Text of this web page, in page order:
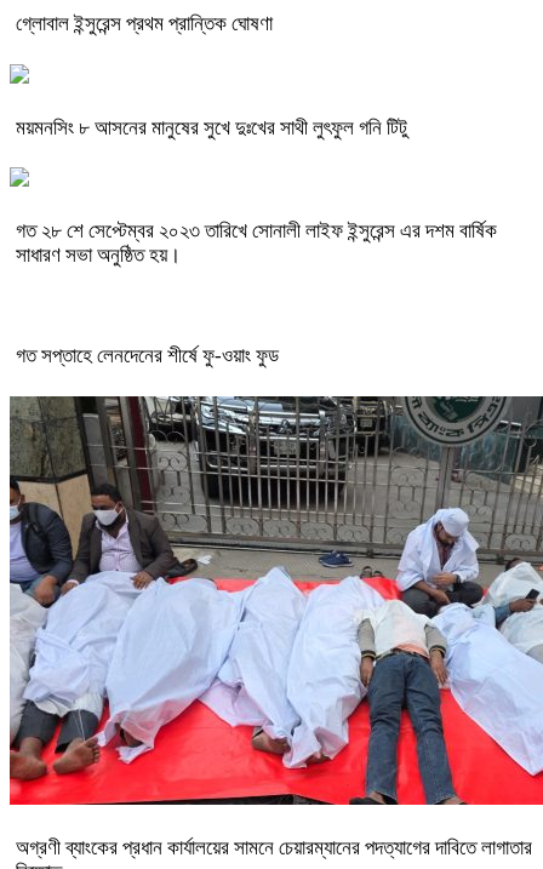
গ্লোবাল ইন্সুরেন্স প্রথম প্রান্তিক ঘোষণা
ময়মনসিং ৮ আসনের মানুষের সুখে দুঃখের সাথী লুৎফুল গনি টিটু
গত ২৮ শে সেপ্টেম্বর ২০২৩ তারিখে সোনালী লাইফ ইন্সুরেন্স এর দশম বার্ষিক
সাধারণ সভা অনুষ্ঠিত হয়।
গত সপ্তাহে লেনদেনের শীর্ষে ফু-ওয়াং ফুড
অগ্রণী ব্যাংকের প্রধান কার্যালয়ের সামনে চেয়ারম্যানের পদত্যাগের দাবিতে লাগাতার